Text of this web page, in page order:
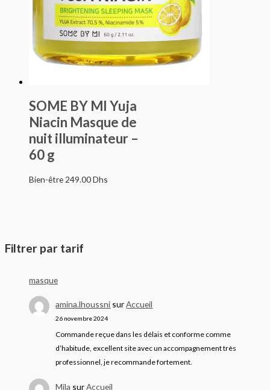
Filtrer par tarif
masque
amina.lhoussni surAccueil
26 novembre 2024
Commande reçue dans les délais et conforme comme
d’habitude, excellent site avec un accompagnement très
professionnel, je recommande fortement.
Mila surAccueil
SOME BY MI Yuja
Niacin Masque de
nuit illuminateur –
60 g
Bien-être 249.00Dhs